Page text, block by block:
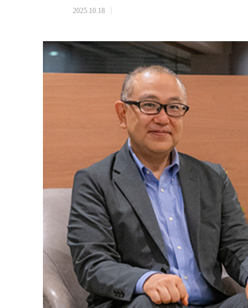
2025.10.18